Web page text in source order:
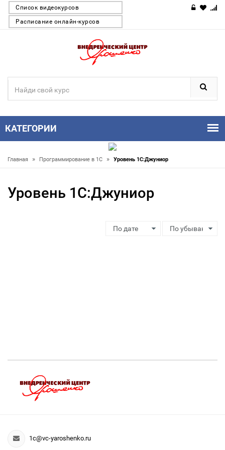
Список видеокурсов
Расписание онлайн-курсов
КАТЕГОРИИ
Главная » Программирование в 1С » Уровень 1С:Джуниор
Уровень 1С:Джуниор
1c@vc-yaroshenko.ru